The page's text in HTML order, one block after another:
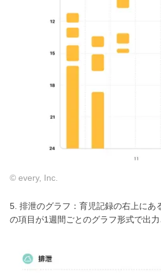
© every, Inc.
5. 排泄のグラフ：育児記録の右上にあ
の項目が1週間ごとのグラフ形式で出力